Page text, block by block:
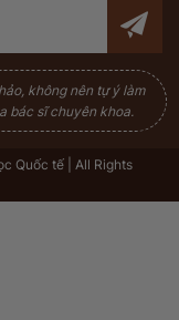
không nên tự ý làm
bác sĩ chuyên khoa.
Quốc tế | All Rights